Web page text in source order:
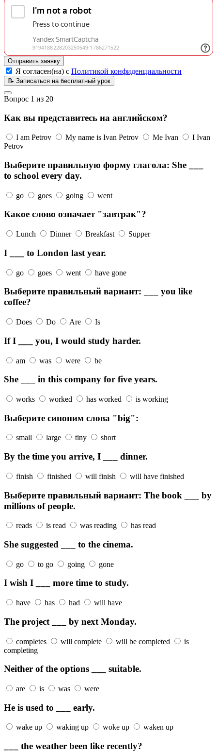
Отправить заявку
Я согласен(на) с Политикой конфиденциальности
📝 Записаться на бесплатный урок
Вопрос 1 из 20
Как вы представитесь на английском?
I am Petrov My name is Ivan Petrov Me Ivan
I Ivan
Petrov
Выберите правильную форму глагола: She ___
to school every day.
go goes going went
Какое слово означает "завтрак"?
Lunch Dinner Breakfast Supper
I ___ to London last year.
go goes went have gone
Выберите правильный вариант: ___ you like
coffee?
Does Do Are Is
If I ___ you, I would study harder.
am was were be
She ___ in this company for five years.
works worked has worked is working
Выберите синоним слова "big":
small large tiny short
By the time you arrive, I ___ dinner.
finish finished will finish will have finished
Выберите правильный вариант: The book ___ by
millions of people.
reads is read was reading has read
She suggested ___ to the cinema.
go to go going gone
I wish I ___ more time to study.
have has had will have
The project ___ by next Monday.
completes will complete will be completed
is
completing
Neither of the options ___ suitable.
are is was were
He is used to ___ early.
wake up waking up woke up waken up
___ the weather been like recently?